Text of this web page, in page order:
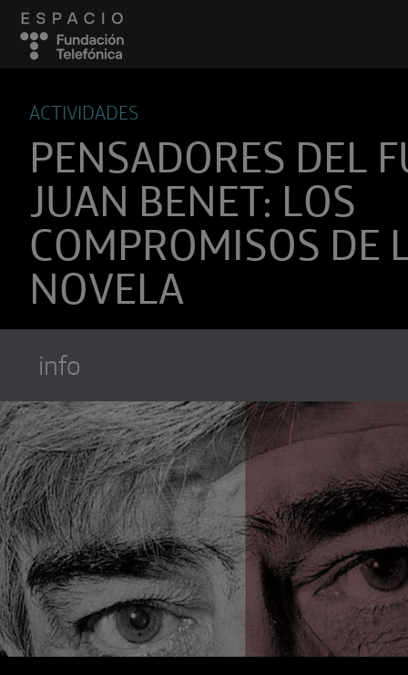
ACTIVIDADES
PENSADORES DEL
JUAN BENET: LOS
COMPROMISOS DE
NOVELA
infoUtiliza cualquiera de tus clietes
recibir los nuevos episodios al